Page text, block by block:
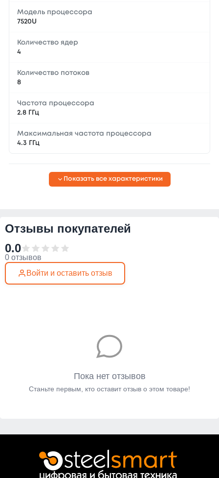
Модель процессора
7520U
Количество ядер
4
Количество потоков
8
Частота процессора
2.8 ГГц
Максимальная частота процессора
4.3 ГГц
Показать все характеристики
Отзывы покупателей
0.0
0 отзывов
Войти и оставить отзыв
Пока нет отзывов
Станьте первым, кто оставит отзыв о этом товаре!